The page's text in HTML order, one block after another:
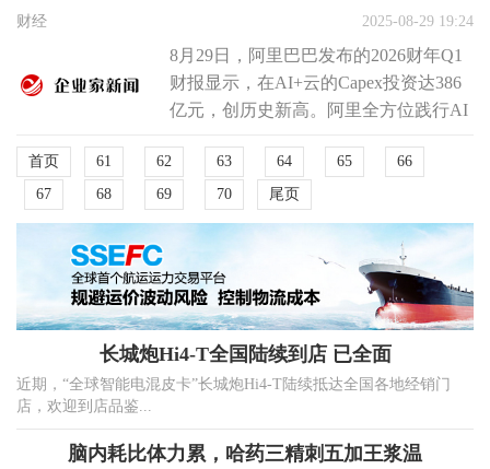
财经 2025-08-29 19:24
8月29日，阿里巴巴发布的2026财年Q1
财报显示，在AI+云的Capex投资达386
亿元，创历史新高。阿里全方位践行AI
首页 61 62 63 64 65
66
67
68 69 70 尾页
长城炮Hi4-T全国陆续到店 已全面
近期，“全球智能电混皮卡”长城炮Hi4-T陆续抵达全国各地经销门
店，欢迎到店品鉴...
脑内耗比体力累，哈药三精刺五加王浆温